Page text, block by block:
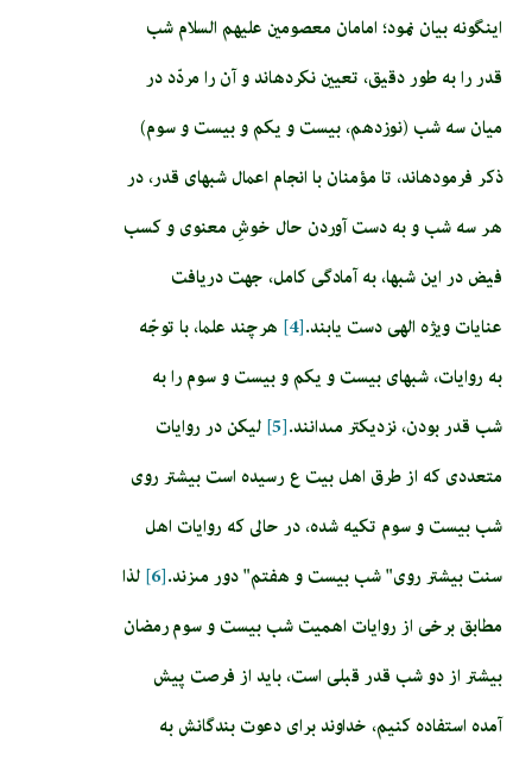
اینگونه بیان نمود؛ امامان معصومين عليهم السلام شب
قدر را به طور دقيق، تعيين نكرده‏اند و آن را مردّد در
ميان سه شب (نوزدهم، بيست و يكم و بيست و سوم)
ذكر فرموده‏اند، تا مؤمنان با انجام اعمال شب‏هاى قدر، در
هر سه شب و به دست آوردن حال خوشِ معنوى و كسب
فيض در اين شب‏ها، به آمادگى كامل، جهت دريافت
عنايات ويژه الهى دست يابند.[4]
هرچند علما، با توجّه
به روايات، شب‏هاى بيست و يكم و بيست و سوم را به
شب قدر بودن، نزديك­تر مى‏دانند.[5]
لیکن در روايات
متعددى كه از طرق اهل بيت ع رسيده است بيشتر روى
شب بيست و سوم تكيه شده، در حالى كه روايات اهل
سنت بيشتر روى" شب بيست و هفتم" دور مى‏زند.[6]
لذا
مطابق برخی از روایات اهمیت شب بیست و سوم رمضان
بیشتر از دو شب قدر قبلی است، باید از فرصت پیش
آمده استفاده کنیم، خداوند برای دعوت بندگانش به